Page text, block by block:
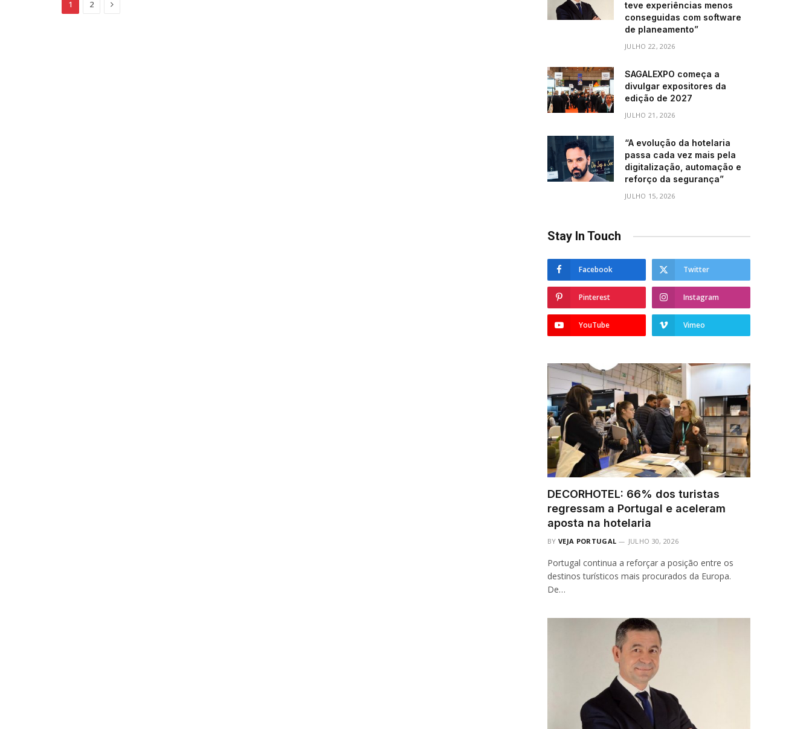
1 2 Next
teve experiências menos
conseguidas com software
de planeamento”
JULHO 22, 2026
SAGALEXPO começa a
divulgar expositores da
edição de 2027
JULHO 21, 2026
“A evolução da hotelaria
passa cada vez mais pela
digitalização, automação e
reforço da segurança”
JULHO 15, 2026
Stay In Touch
Facebook Twitter
Pinterest Instagram
YouTube Vimeo
DECORHOTEL: 66% dos turistas
regressam a Portugal e aceleram
aposta na hotelaria
BY VEJA PORTUGAL JULHO 30, 2026
Portugal continua a reforçar a posição entre os
destinos turísticos mais procurados da Europa.
De…